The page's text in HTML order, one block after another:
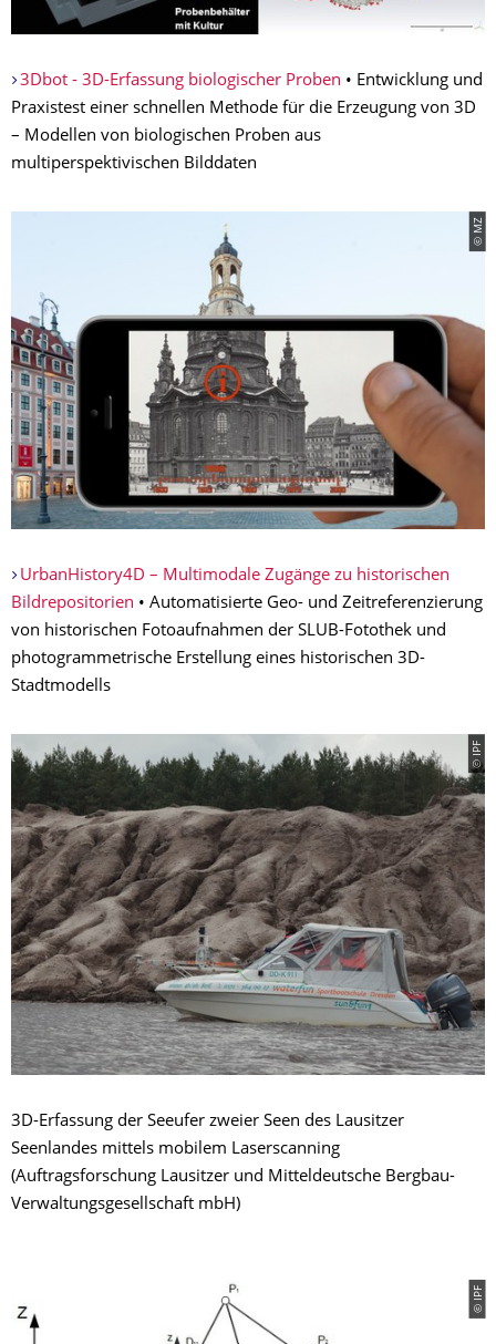
3Dbot - 3D-Erfassung biologischer Proben • Entwicklung und
Praxistest einer schnellen Methode für die Erzeugung von 3D
– Modellen von biologischen Proben aus
multiperspektivischen Bilddaten
© MZ
UrbanHistory4D – Multimodale Zugänge zu historischen
Bildrepositorien • Automatisierte Geo- und Zeitreferenzierung
von historischen Fotoaufnahmen der SLUB-Fotothek und
photogrammetrische Erstellung eines historischen 3D-
Stadtmodells
© IPF
3D-Erfassung der Seeufer zweier Seen des Lausitzer
Seenlandes mittels mobilem Laserscanning
(Auftragsforschung Lausitzer und Mitteldeutsche Bergbau-
Verwaltungsgesellschaft mbH)
© IPF